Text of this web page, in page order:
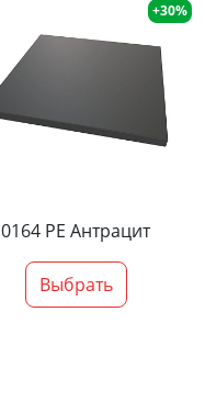
+30%
0164 PE Антрацит
Выбрать